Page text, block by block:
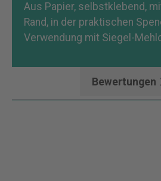
Aus Papier, selbstklebend,
Rand, in der praktischen
Verwendung mit Siegel-
Bewertungen